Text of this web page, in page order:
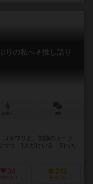
りの私へ＃推し語り
ダワリと、知識のトーク
つ、1人だけいる「知った
34
お気に入り
241
持ってる